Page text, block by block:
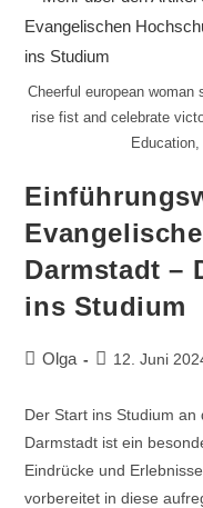
Cheerful european woman
rise fist and celebrate
Darmstadt –
ins Studium
Olga 12. Juni
Der Start ins Studium
Darmstadt ist ein
Eindrücke und
vorbereitet in diese